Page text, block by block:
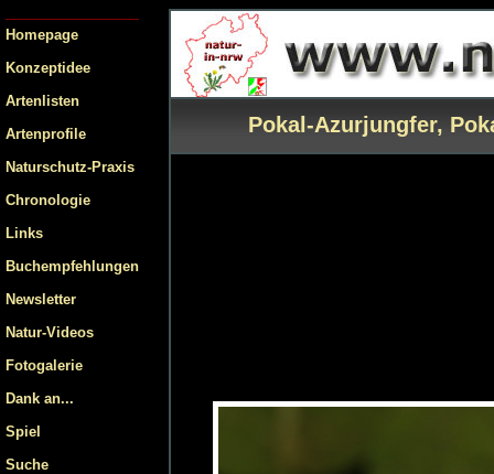
Homepage
Konzeptidee
Artenlisten
Artenprofile
Naturschutz-Praxis
Chronologie
Links
Buchempfehlungen
Newsletter
Natur-Videos
Fotogalerie
Dank an...
Spiel
Suche
Pokal-Azurjungfer,